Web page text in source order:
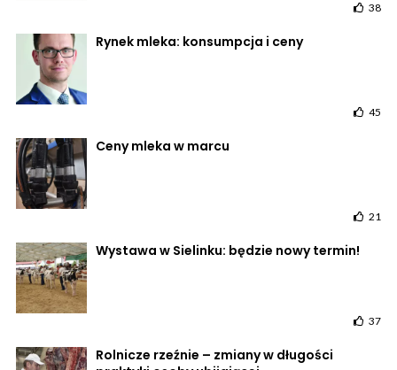
38
Rynek mleka: konsumpcja i ceny
45
Ceny mleka w marcu
21
Wystawa w Sielinku: będzie nowy termin!
37
Rolnicze rzeźnie – zmiany w długości